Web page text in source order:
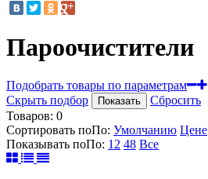
Пароочистители
Подобрать товары по параметрам
Скрыть подбор
Показать
Сбросить
Товаров: 0
Сортировать поПо: Умолчанию Цене
Показывать поПо: 12 48 Все